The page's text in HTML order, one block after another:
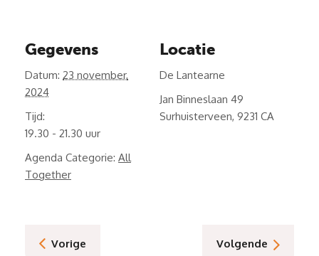
Gegevens
Datum: 23 november,
2024
Tijd:
19.30 - 21.30
Agenda Categorie: All
Together
Locatie
De Lantearne
Jan Binneslaan 49
Surhuisterveen, 9231 CA
Vorige Volgende